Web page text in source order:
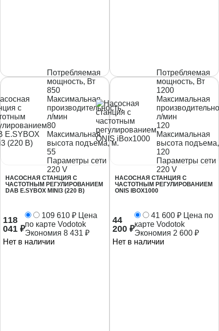
Потребляемая
мощность, Вт
850
Максимальная
производительность,
л/мин
80
Максимальная
высота подъема, м.
55
Параметры сети
220 V
НАСОСНАЯ СТАНЦИЯ C
ЧАСТОТНЫМ РЕГУЛИРОВАНИЕМ
DAB E.SYBOX MINI3 (220 В)
118
041 ₽
109 610 ₽ Цена
по карте Vodotok
Экономия 8 431 ₽
Нет в наличии
Потребляемая
мощность, Вт
1200
Максимальная
л/мин
120
Максимальная
высота
120
Параметры сети
220 V
НАСОСНАЯ СТАНЦИЯ C
ЧАСТОТНЫМ РЕГУЛИРОВАНИЕМ
ONIS IBOX1000
44
200 ₽
41 600 ₽ Цена по
карте Vodotok
Экономия 2 600 ₽
Нет в наличии